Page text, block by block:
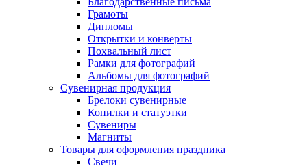
Грамоты
Дипломы
Открытки и конверты
Похвальный лист
Рамки для фотографий
Альбомы для фотографий
Сувенирная продукция
Брелоки сувенирные
Копилки и статуэтки
Сувениры
Магниты
Товары для оформления праздника
Свечи